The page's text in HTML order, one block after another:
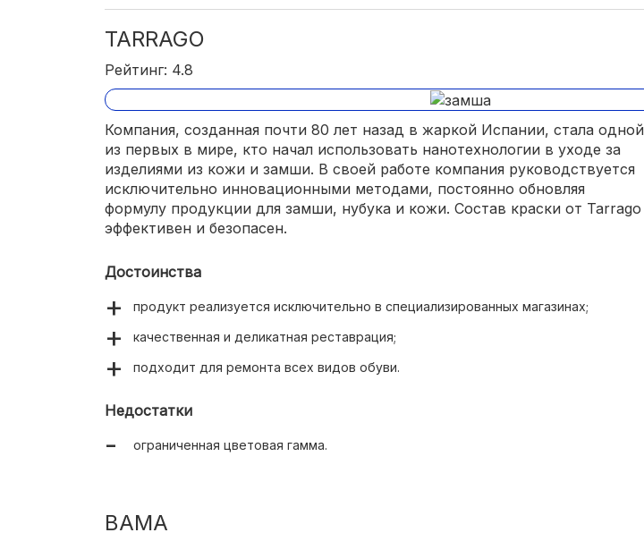
TARRAGO
Рейтинг: 4.8
Компания, созданная почти 80 лет назад в жаркой Испании, стала одной
из первых в мире, кто начал использовать нанотехнологии в уходе за
изделиями из кожи и замши. В своей работе компания руководствуется
исключительно инновационными методами, постоянно обновляя
формулу продукции для замши, нубука и кожи. Состав краски от Tarrago
эффективен и безопасен.
Достоинства
продукт реализуется исключительно в специализированных магазинах;
качественная и деликатная реставрация;
подходит для ремонта всех видов обуви.
Недостатки
ограниченная цветовая гамма.
BAMA